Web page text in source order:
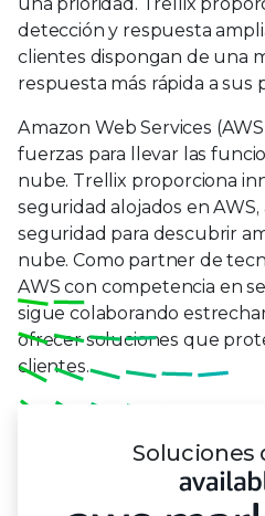
9
8
9
detección y respuesta
clientes dispongan de una
respuesta más rápida a sus
Amazon Web Services
fuerzas para llevar las
nube. Trellix proporciona
seguridad alojados en
seguridad para descubrir
nube. Como partner de
AWS con competencia en
sigue colaborando
ofrecer soluciones que
clientes.
Soluciones